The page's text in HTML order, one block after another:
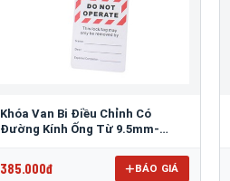
Khóa Van Bi Điều Chỉnh Có
Đường Kính Ống Từ 9.5mm-
385.000đ BÁO GIÁ